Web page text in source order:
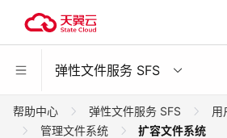
弹性文件服务 SFS
帮助中心 弹性文件服务 SFS 用
管理文件系统
扩容文件系统